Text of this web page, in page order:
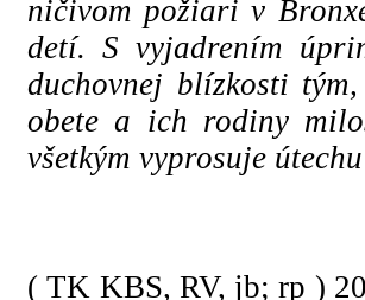
ničivom požiari v
detí. S vyjadrením
duchovnej blízkosti
obete a ich rodiny
všetkým vyprosuje
( TK KBS, RV, jb; rp )